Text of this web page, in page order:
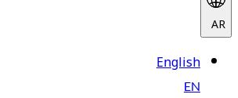
AR
English
EN